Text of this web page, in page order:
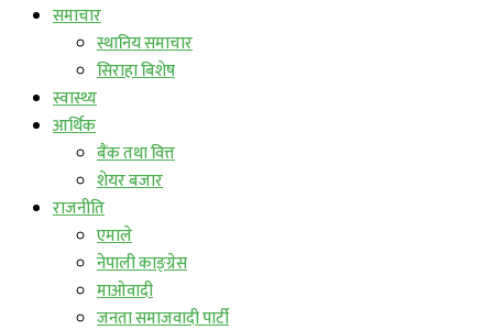
समाचार
स्थानिय समाचार
सिराहा बिशेष
स्वास्थ्य
आर्थिक
बैंक तथा वित्त
शेयर बजार
राजनीति
एमाले
नेपाली काङ्ग्रेस
माओवादी
जनता समाजवादी पार्टी